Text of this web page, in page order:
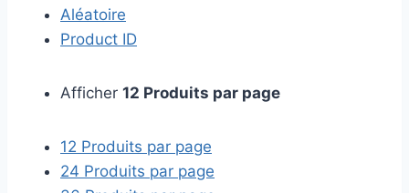
Aléatoire
Product ID
Afficher 12 Produits par page
12 Produits par page
24 Produits par page